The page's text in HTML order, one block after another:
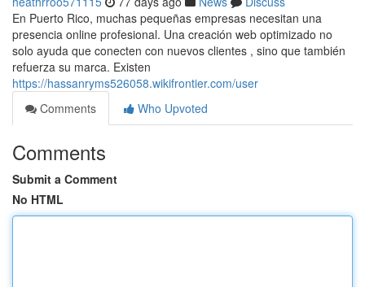
En Puerto Rico, muchas pequeñas empresas necesitan una
presencia online profesional. Una creación web optimizado no
solo ayuda que conecten con nuevos clientes , sino que también
refuerza su marca. Existen
https://hassanryms526058.wikifrontier.com/user
Comments
Who Upvoted
Comments
Submit a Comment
No HTML